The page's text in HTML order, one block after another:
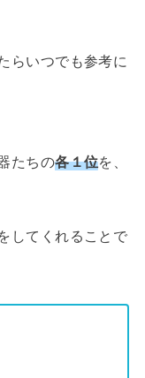
らいつでも参考に
たちの各１位を、
してくれることで